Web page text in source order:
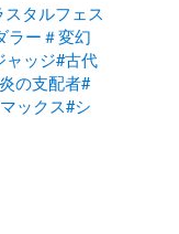
タルフェス
ラー＃変幻
ャッジ#古代
の支配者#
ックス#シ